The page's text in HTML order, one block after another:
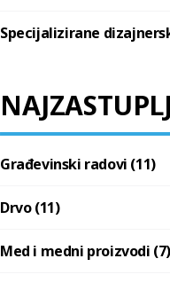
Specijalizirane
Građevinski radovi (11)
Drvo (11)
Med i medni proizvodi (7)